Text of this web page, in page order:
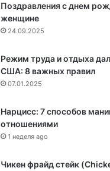
Поздравления с днем
женщине
24.09.2025
Режим труда и отдыха
США: 8 важных правил
07.01.2025
Нарцисс: 7 способов
отношениями
1 неделя ago
Чикен фрайд стейк